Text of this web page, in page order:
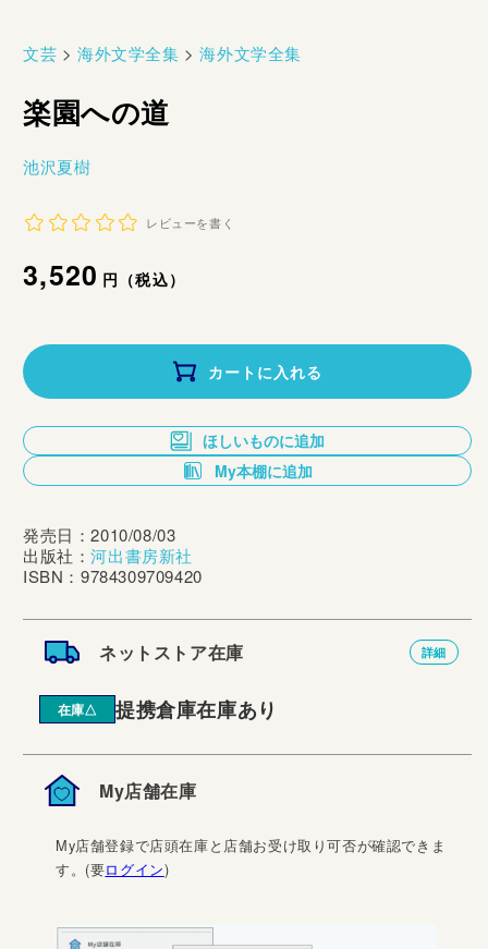
文芸 >海外文学全集 >海外文学全集
楽園への道
池沢夏樹
レビューを書く
通
価
格
3,520円（税込）
カートに入れる
ほしいものに追加
My本棚に追加
発売日：2010/08/03
出版社：河出書房新社
ISBN：9784309709420
ネットストア在庫 詳細
在庫△ 提携倉庫在庫あり
My店舗在庫
My店舗登録で店頭在庫と店舗お受け取り可否が確認できま
す。(要ログイン)